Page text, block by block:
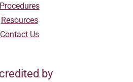
Procedures
Resources
Contact Us
by